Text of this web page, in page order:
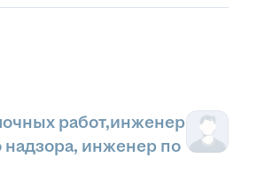
работ,инженер
надзора, инженер по